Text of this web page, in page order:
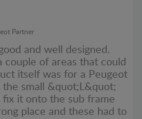
Partner
and well designed.
couple of areas that could
itself was for a Peugeot
small &quot;L&quot;
fix it onto the sub frame
place and these had to